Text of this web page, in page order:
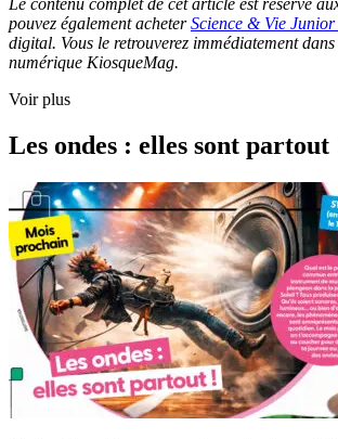
Le contenu complet de cet article est réservé
pouvez également acheterScience & Vie Junior
digital. Vous le retrouverez immédiatement
numérique KiosqueMag.
Voir plus
Les ondes : elles sont partout